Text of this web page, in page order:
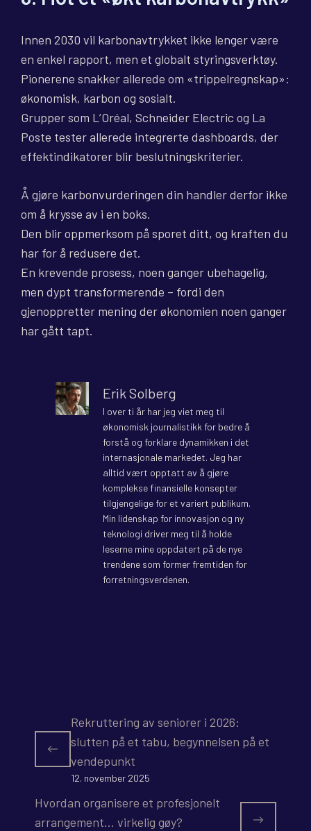
Innen 2030 vil karbonavtrykket ikke lenger være
en enkel rapport, men et globalt styringsverktøy.
Pionerene snakker allerede om «trippelregnskap»:
økonomisk, karbon og sosialt.
Grupper som L’Oréal, Schneider Electric og La
Poste tester allerede integrerte dashboards, der
effektindikatorer blir beslutningskriterier.
Å gjøre karbonvurderingen din handler derfor ikke
om å krysse av i en boks.
Den blir oppmerksom på sporet ditt, og kraften du
har for å redusere det.
En krevende prosess, noen ganger ubehagelig,
men dypt transformerende – fordi den
gjenoppretter mening der økonomien noen ganger
har gått tapt.
Erik Solberg
I over ti år har jeg viet meg til
økonomisk journalistikk for bedre å
forstå og forklare dynamikken i det
internasjonale markedet. Jeg har
alltid vært opptatt av å gjøre
komplekse finansielle konsepter
tilgjengelige for et variert publikum.
Min lidenskap for innovasjon og ny
teknologi driver meg til å holde
leserne mine oppdatert på de nye
trendene som former fremtiden for
forretningsverdenen.
Rekruttering av seniorer i 2026:
slutten på et tabu, begynnelsen på et
vendepunkt
12. november 2025
Hvordan organisere et profesjonelt
arrangement… virkelig gøy?